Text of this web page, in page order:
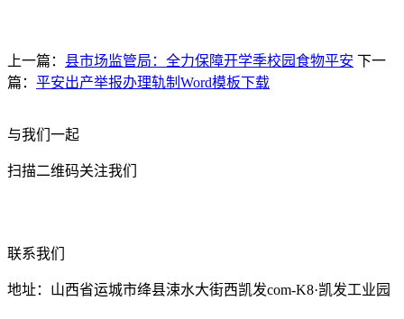
上一篇： 县市场监管局：全力保障开学季校园食物平安 下一
篇： 平安出产举报办理轨制Word模板下载
与我们一起
扫描二维码关注我们
联系我们
地址：山西省运城市绛县涑水大街西凯发com-K8·凯发工业园